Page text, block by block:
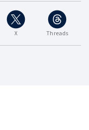
X Threads